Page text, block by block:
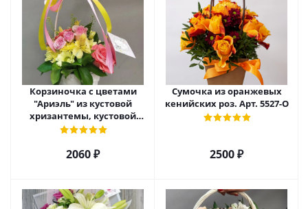
Корзиночка с цветами
"Ариэль" из кустовой
хризантемы, кустовой
розы и альстромерии арт.
2060 ₽
Сумочка из оранжевых
кенийских роз. Арт. 5527-О
2500 ₽